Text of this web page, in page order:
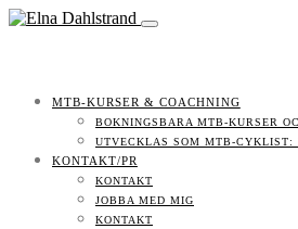
MTB-KURSER & COACHNING
BOKNINGSBARA MTB-KURSER
UTVECKLAS SOM MTB-CYKLIST:
KONTAKT/PR
KONTAKT
JOBBA MED MIG
KONTAKT